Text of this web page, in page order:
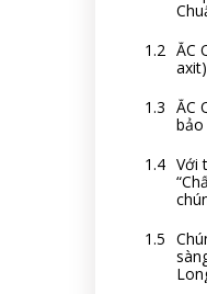
ẮC
axit)
ẮC
Với